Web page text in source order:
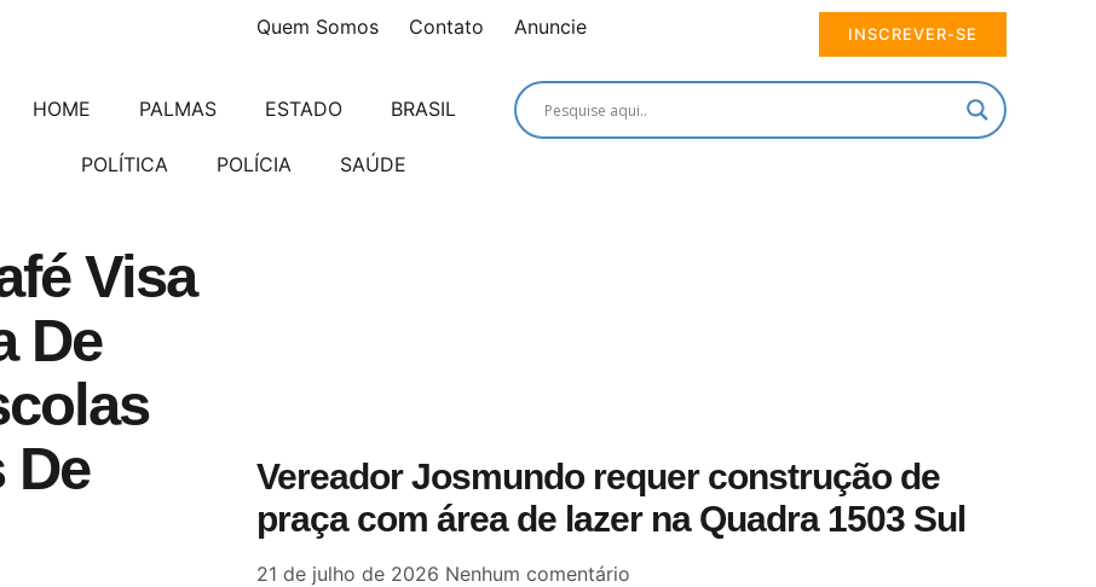
Quem Somos Contato Anuncie INSCREVER-SE
HOME PALMAS ESTADO BRASIL
POLÍTICA POLÍCIA SAÚDE
Visa
De
De
Vereador Josmundo requer construção de
praça com área de lazer na Quadra 1503 Sul
21 de julho de 2026 Nenhum comentário